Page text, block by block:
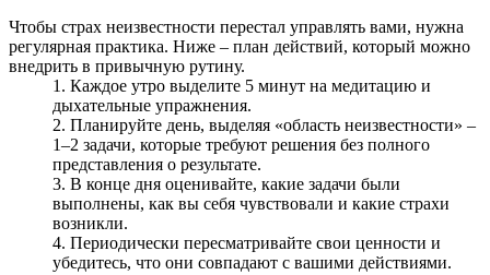
Чтобы страх неизвестности перестал управлять вами, нужна
регулярная практика. Ниже – план действий, который можно
внедрить в привычную рутину.
Каждое утро выделите 5 минут на медитацию и
дыхательные упражнения.
Планируйте день, выделяя «область неизвестности» –
1–2 задачи, которые требуют решения без полного
представления о результате.
В конце дня оценивайте, какие задачи были
выполнены, как вы себя чувствовали и какие страхи
возникли.
Периодически пересматривайте свои ценности и
убедитесь, что они совпадают с вашими действиями.